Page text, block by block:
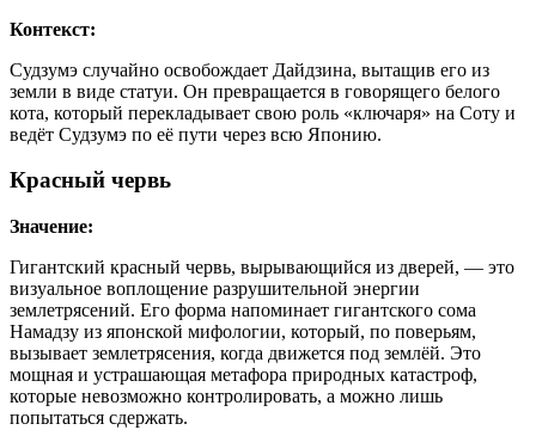
Контекст:
Судзумэ случайно освобождает Дайдзина, вытащив его из
земли в виде статуи. Он превращается в говорящего белого
кота, который перекладывает свою роль «ключаря» на Соту и
ведёт Судзумэ по её пути через всю Японию.
Красный червь
Значение:
Гигантский красный червь, вырывающийся из дверей, — это
визуальное воплощение разрушительной энергии
землетрясений. Его форма напоминает гигантского сома
Намадзу из японской мифологии, который, по поверьям,
вызывает землетрясения, когда движется под землёй. Это
мощная и устрашающая метафора природных катастроф,
которые невозможно контролировать, а можно лишь
попытаться сдержать.